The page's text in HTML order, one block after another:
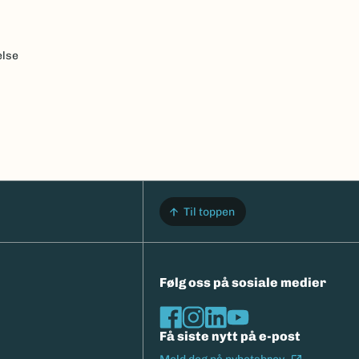
Til toppen
Følg oss på sosiale medier
Få siste nytt på e-post